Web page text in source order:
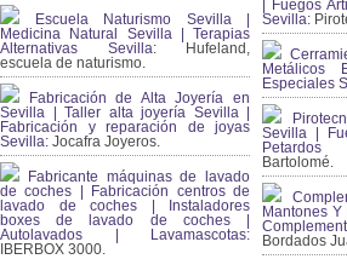
Escuela Naturismo Sevilla |
Medicina Natural Sevilla | Terapias
Alternativas Sevilla: Hufeland,
escuela de naturismo.
Fabricación de Alta Joyería en
Sevilla | Taller alta joyería Sevilla |
Fabricación y reparación de joyas
Sevilla: Jocafra Joyeros.
Fabricante máquinas de lavado
de coches | Fabricación centros de
lavado de coches | Instaladores
boxes de lavado de coches |
Autolavados | Lavamascotas:
IBERBOX 3000.
| Fuegos
Sevilla:
Metálicos
Especiales
Sevilla |
Petardos
Bartolomé.
Mantones
Bordados